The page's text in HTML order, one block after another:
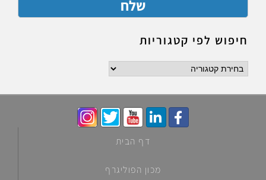
חיפוש לפי קטגוריות
דף הבית
מכון הפוליגרף